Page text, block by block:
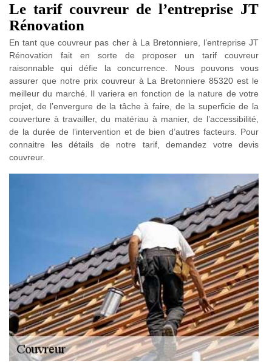
Le tarif couvreur de l’entreprise JT
Rénovation
En tant que couvreur pas cher à La Bretonniere, l’entreprise JT
Rénovation fait en sorte de proposer un tarif couvreur
raisonnable qui défie la concurrence. Nous pouvons vous
assurer que notre prix couvreur à La Bretonniere 85320 est le
meilleur du marché. Il variera en fonction de la nature de votre
projet, de l’envergure de la tâche à faire, de la superficie de la
couverture à travailler, du matériau à manier, de l’accessibilité,
de la durée de l’intervention et de bien d’autres facteurs. Pour
connaitre les détails de notre tarif, demandez votre devis
couvreur.